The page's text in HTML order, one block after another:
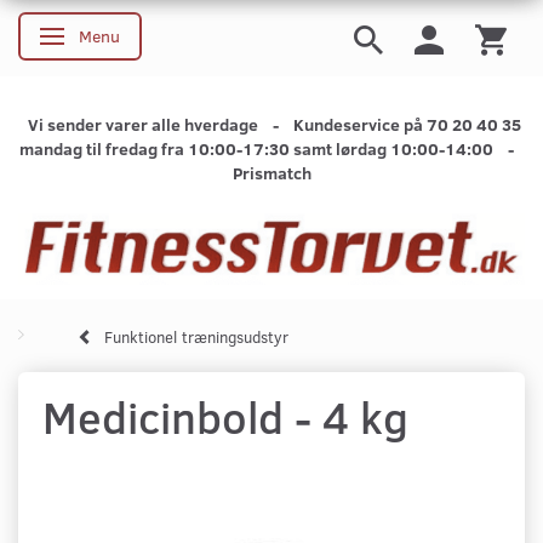
Skifte navigation
Menu
Vi sender varer alle hverdage - Kundeservice på 70 20 40 35
mandag til fredag fra 10:00-17:30 samt lørdag 10:00-14:00 -
Prismatch
Funktionel træningsudstyr
Medicinbold - 4 kg